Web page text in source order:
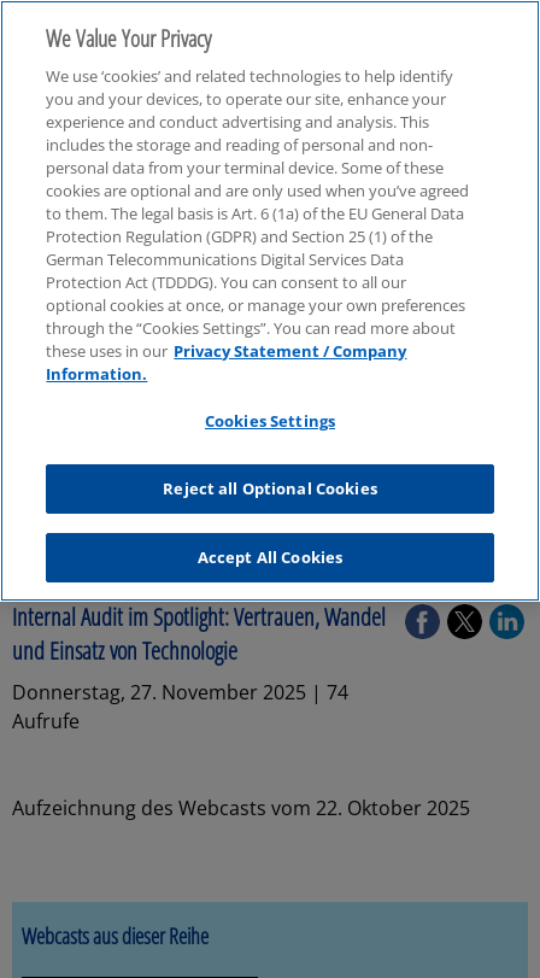
Webcasts
Internal Audit im Spotlight: Vertrauen, Wandel
und Einsatz von Technologie
Donnerstag, 27. November 2025 | 74
Aufrufe
Aufzeichnung des Webcasts vom 22. Oktober 2025
Webcasts aus dieser Reihe
We Value Your Privacy
We use ‘cookies’ and related technologies to help identify
you and your devices, to operate our site, enhance your
experience and conduct advertising and analysis. This
includes the storage and reading of personal and non-
personal data from your terminal device. Some of these
cookies are optional and are only used when you’ve agreed
to them. The legal basis is Art. 6 (1a) of the EU General Data
Protection Regulation (GDPR) and Section 25 (1) of the
German Telecommunications Digital Services Data
Protection Act (TDDDG). You can consent to all our
optional cookies at once, or manage your own preferences
through the “Cookies Settings”. You can read more about
these uses in our Privacy Statement / Company
Information.
Cookies Settings
Reject all Optional Cookies
Accept All Cookies